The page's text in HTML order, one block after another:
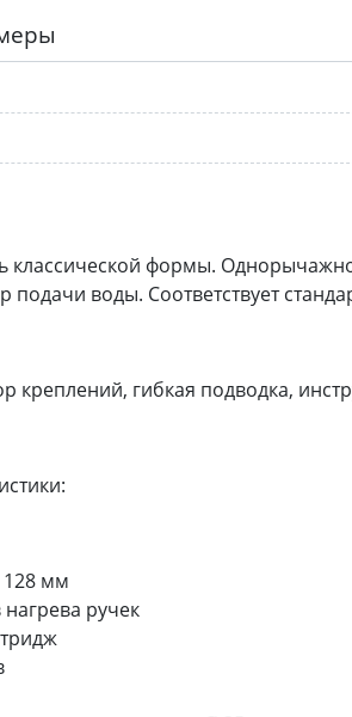
классической формы.
подачи воды. Соответствует
креплений, гибкая подводка,
128 мм
ручек